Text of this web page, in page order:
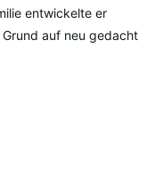
entwickelte er
auf neu gedacht